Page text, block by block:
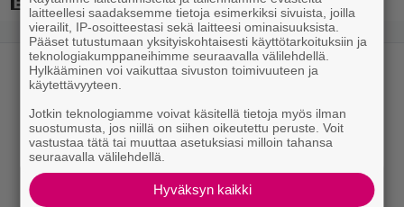
laitteellesi saadaksemme tietoja esimerkiksi sivuista, joilla
vierailit, IP-osoitteestasi sekä laitteesi ominaisuuksista.
Pääset tutustumaan yksityiskohtaisesti käyttötarkoituksiin ja
teknologiakumppaneihimme seuraavalla välilehdellä.
Hylkääminen voi vaikuttaa sivuston toimivuuteen ja
käytettävyyteen.
Jotkin teknologiamme voivat käsitellä tietoja myös ilman
suostumusta, jos niillä on siihen oikeutettu peruste. Voit
vastustaa tätä tai muuttaa asetuksiasi milloin tahansa
seuraavalla välilehdellä.
Hyväksyn kaikki